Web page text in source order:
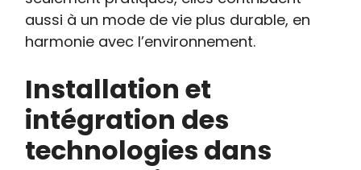
aussi à un mode de vie plus durable, en
harmonie avec l’environnement.
Installation et
intégration des
technologies dans